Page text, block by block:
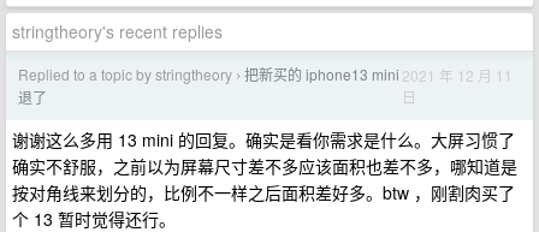
stringtheory's recent replies
Replied to a topic by stringtheory › 把新买的 iphone13 mini
退了
2021 年 12 月 11
日
谢谢这么多用 13 mini 的回复。确实是看你需求是什么。大屏习惯了
确实不舒服，之前以为屏幕尺寸差不多应该面积也差不多，哪知道是
按对角线来划分的，比例不一样之后面积差好多。btw ，刚割肉买了
个 13 暂时觉得还行。